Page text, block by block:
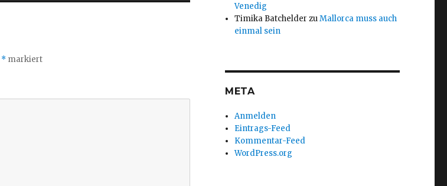
* markiert
Venedig
Timika Batchelder zuMallorca muss auch
einmal sein
META
Anmelden
Eintrags-Feed
Kommentar-Feed
WordPress.org